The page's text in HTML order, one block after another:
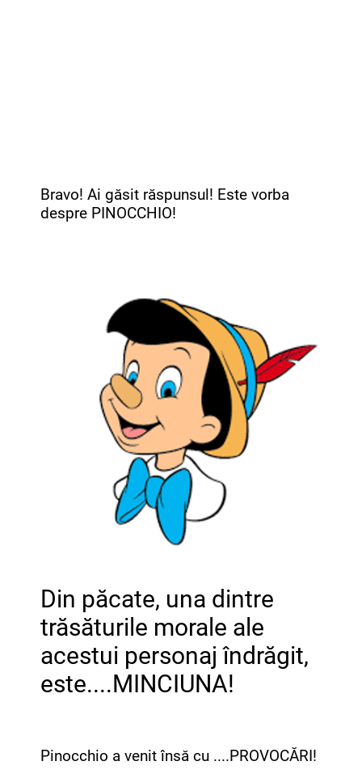
Bravo! Ai găsit răspunsul! Este vorba
despre PINOCCHIO!
Din păcate, una dintre
trăsăturile morale ale
acestui personaj îndrăgit,
este....MINCIUNA!
Pinocchio a venit însă cu ....PROVOCĂRI!